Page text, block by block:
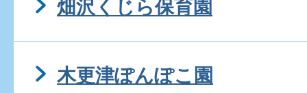
畑沢くじら保育園
木更津ぽんぽこ園